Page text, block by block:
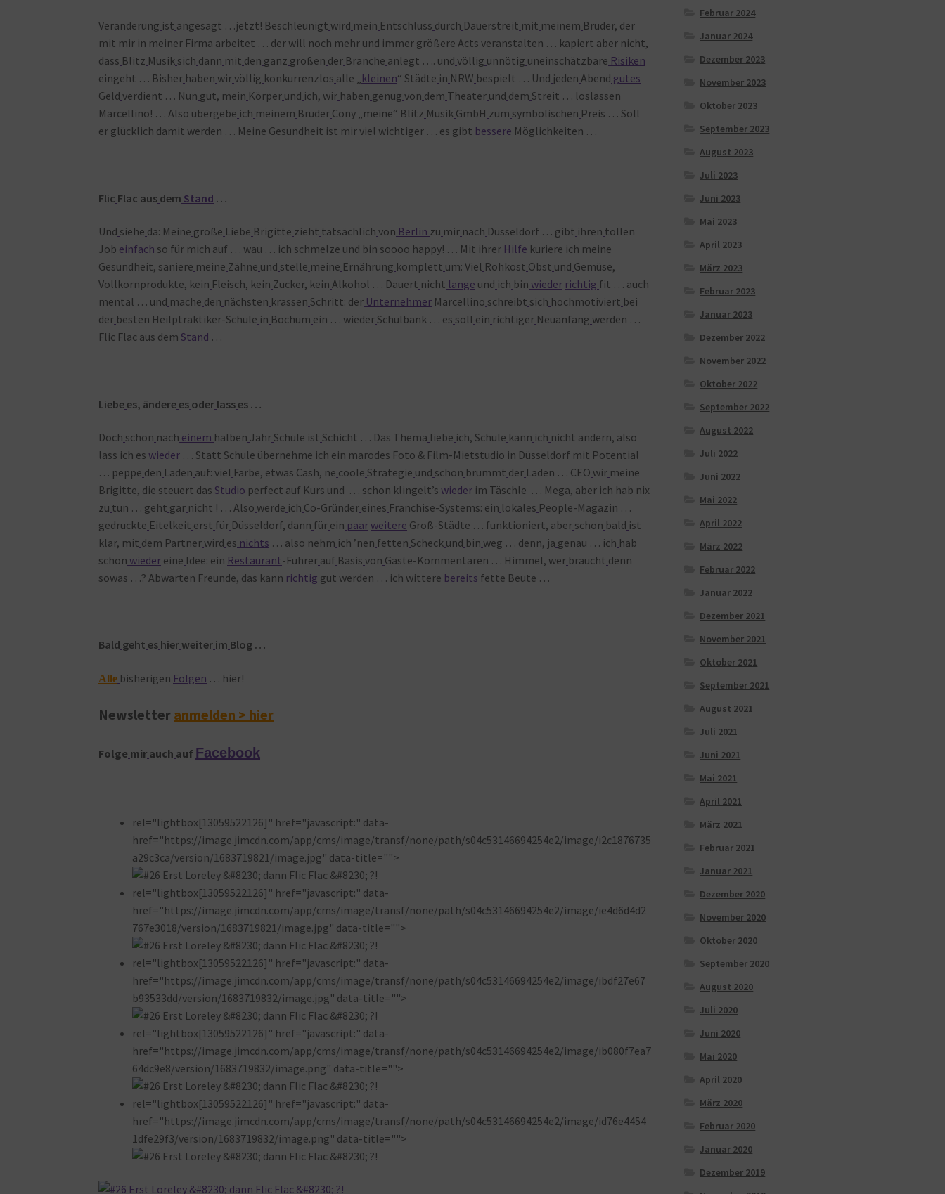
Veränderung ist angesagt …jetzt! Beschleunigt wird mein Entschluss durch Dauerstreit mit meinem Bruder, der
mit mir in meiner Firma arbeitet … der will noch mehr und immer größere Acts veranstalten … kapiert aber nicht,
dass Blitz Musik sich dann mit den ganz großen der Branche anlegt …. und völlig unnötig uneinschätzbare Risiken
eingeht … Bisher haben wirvöllig konkurrenzlos alle „kleinen“ Städte in NRW bespielt … Und jeden Abend gutes
Geld verdient … Nun gut, mein Körper und ich, wir haben genug von dem Theater und dem Streit … loslassen
Marcellino! … Also übergebe ich meinem Bruder Cony „meine“ Blitz Musik GmbH zum symbolischen Preis … Soll
er glücklich damit werden … Meine Gesundheit ist mirviel wichtiger … es gibt bessere Möglichkeiten …
Flic Flac aus dem Stand …
Und siehe da: Meine große Liebe Brigitte zieht tatsächlich von Berlin zu mir nach Düsseldorf … gibt ihren tollen
Job einfach so für mich auf … wau … ich schmelze und bin soooo happy! … Mit ihrer Hilfe kuriere ich meine
Gesundheit, saniere meine Zähne und stelle meine Ernährung komplett um: Viel Rohkost Obst und Gemüse,
Vollkornprodukte, kein Fleisch, kein Zucker, kein Alkohol … Dauert nicht lange und ich bin wieder richtig fit … auch
mental … und mache den nächsten krassen Schritt: der Unternehmer Marcellino schreibt sich hochmotiviert bei
der besten Heilptraktiker-Schule in Bochum ein … wieder Schulbank … es soll ein richtiger Neuanfang werden …
Flic Flac aus dem Stand …
Liebe es, ändere es oder lass es …
Doch schon nach einem halben Jahr Schule ist Schicht … Das Thema liebe ich, Schule kann ich nicht ändern, also
lass ich es wieder … Statt Schule übernehme ich ein marodes Foto & Film-Mietstudio in Düsseldorf mit Potential
… peppe den Laden auf: viel Farbe, etwas Cash, ne coole Strategie und schon brummt der Laden … CEO wir meine
Brigitte, die steuert dasStudio perfect auf Kurs und … schon klingelt’s wieder im Täschle … Mega, aber ich hab nix
zu tun … geht gar nicht ! … Also werde ich Co-Gründer eines Franchise-Systems: ein lokales People-Magazin …
gedruckte Eitelkeit erst für Düsseldorf, dann für ein paarweitere Groß-Städte … funktioniert, aber schon bald ist
klar, mit dem Partner wird es nichts … also nehm ich ’nen fetten Scheck und bin weg … denn, ja genau … ich hab
schon wieder eine Idee: ein Restaurant-Führer auf Basis von Gäste-Kommentaren … Himmel, wer braucht denn
sowas …? Abwarten Freunde, das kann richtig gut werden … ich wittere bereits fette Beute …
Bald geht es hier weiter im Blog …
Alle bisherigen Folgen … hier!
Newsletter anmelden > hier
Folge mir auch auf Facebook
rel="lightbox[13059522126]" href="javascript:" data-
href="https://image.jimcdn.com/app/cms/image/transf/none/path/s04c53146694254e2/image/i2c1876735
a29c3ca/version/1683719821/image.jpg" data-title="">
rel="lightbox[13059522126]" href="javascript:" data-
href="https://image.jimcdn.com/app/cms/image/transf/none/path/s04c53146694254e2/image/ie4d6d4d2
767e3018/version/1683719821/image.jpg" data-title="">
rel="lightbox[13059522126]" href="javascript:" data-
href="https://image.jimcdn.com/app/cms/image/transf/none/path/s04c53146694254e2/image/ibdf27e67
b93533dd/version/1683719832/image.jpg" data-title="">
rel="lightbox[13059522126]" href="javascript:" data-
href="https://image.jimcdn.com/app/cms/image/transf/none/path/s04c53146694254e2/image/ib080f7ea7
64dc9e8/version/1683719832/image.png" data-title="">
rel="lightbox[13059522126]" href="javascript:" data-
href="https://image.jimcdn.com/app/cms/image/transf/none/path/s04c53146694254e2/image/id76e4454
1dfe29f3/version/1683719832/image.png" data-title="">
Februar 2024
Januar 2024
Dezember 2023
November 2023
Oktober 2023
September 2023
August 2023
Juli 2023
Juni 2023
Mai 2023
April 2023
März 2023
Februar 2023
Januar 2023
Dezember 2022
November 2022
Oktober 2022
September 2022
August 2022
Juli 2022
Juni 2022
Mai 2022
April 2022
März 2022
Februar 2022
Januar 2022
Dezember 2021
November 2021
Oktober 2021
September 2021
August 2021
Juli 2021
Juni 2021
Mai 2021
April 2021
März 2021
Februar 2021
Januar 2021
Dezember 2020
November 2020
Oktober 2020
September 2020
August 2020
Juli 2020
Juni 2020
Mai 2020
April 2020
März 2020
Februar 2020
Januar 2020
Dezember 2019